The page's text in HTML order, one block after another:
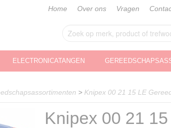
Home Over ons Vragen
ELECTRONICATANGEN
> Knipex 00 21 15 LE
Knipex 00 21